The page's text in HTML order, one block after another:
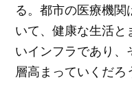
る。都市の医療機
いて、健康な生活
いインフラであり
層高まっていくだろ